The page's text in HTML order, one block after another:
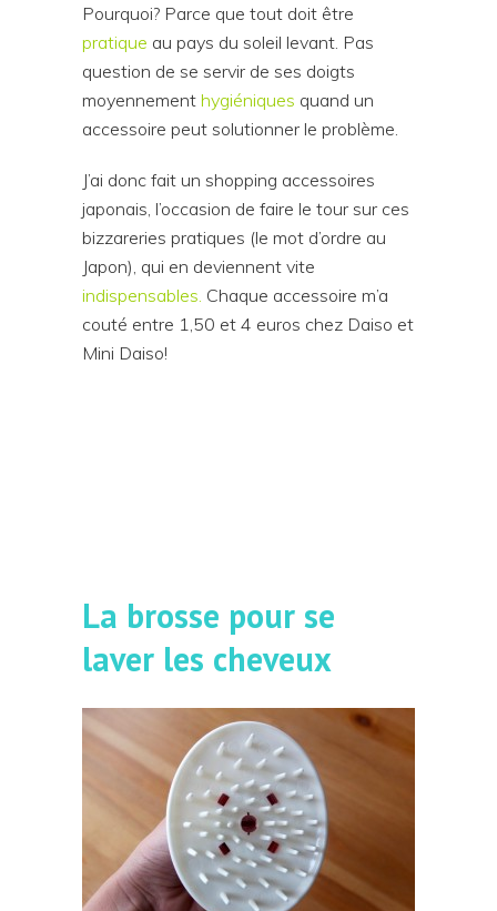
Pourquoi? Parce que tout doit être
pratique au pays du soleil levant. Pas
question de se servir de ses doigts
moyennement hygiéniques quand un
accessoire peut solutionner le problème.
J’ai donc fait un shopping accessoires
japonais, l’occasion de faire le tour sur ces
bizzareries pratiques (le mot d’ordre au
Japon), qui en deviennent vite
indispensables. Chaque accessoire m’a
couté entre 1,50 et 4 euros chez Daiso et
Mini Daiso!
La brosse pour se
laver les cheveux